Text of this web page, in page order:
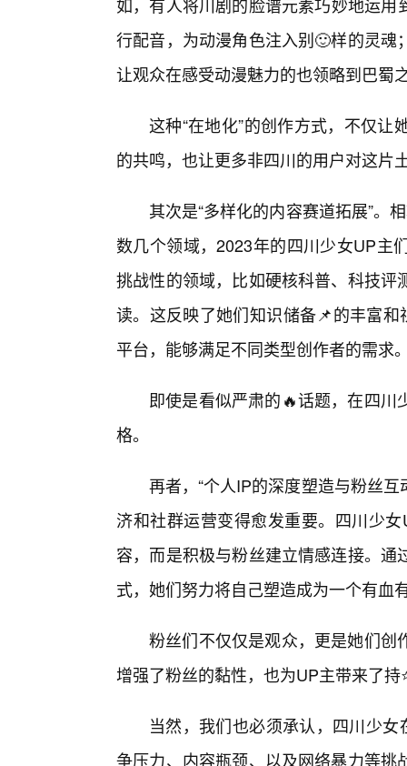
行配音，为动漫角色注入别🙂样的灵
让观众在感受动漫魅力的也领略到巴蜀
这种“在地化”的创作方式，不仅
的共鸣，也让更多非四川的用户对这片
其次是“多样化的内容赛道拓展”。
数几个领域，2023年的四川少女UP主
挑战性的领域，比如硬核科普、科技
读。这反映了她们知识储备📌的丰富
平台，能够满足不同类型创作者的需求
即使是看似严肃的🔥话题，在四
格。
再者，“个人IP的深度塑造与粉丝
济和社群运营变得愈发重要。四川少
容，而是积极与粉丝建立情感连接。
式，她们努力将自己塑造成为一个有血
粉丝们不仅仅是观众，更是她们创
增强了粉丝的黏性，也为UP主带来了持
当然，我们也必须承认，四川少
争压力、内容瓶颈、以及网络暴力等